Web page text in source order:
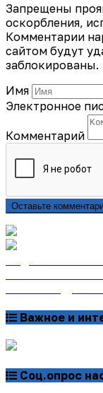
Запрещены
оскорбления,
Комментарии
сайтом будут
заблокированы.
Имя
Электронное
Комментарий
Оставьте
Важное и
Соц.опрос